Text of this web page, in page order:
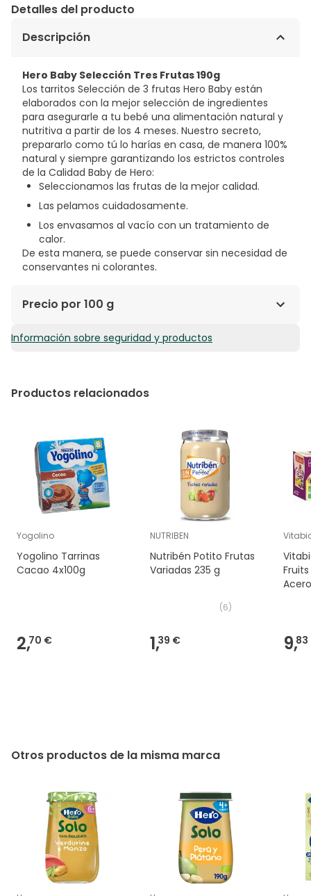
Detalles del producto
Descripción
Hero Baby Selección Tres Frutas 190g
Los tarritos Selección de 3 frutas Hero Baby están
elaborados con la mejor selección de ingredientes
para asegurarle a tu bebé una alimentación natural y
nutritiva a partir de los 4 meses. Nuestro secreto,
prepararlo como tú lo harías en casa, de manera 100%
natural y siempre garantizando los estrictos controles
de la Calidad Baby de Hero:
Seleccionamos las frutas de la mejor calidad.
Las pelamos cuidadosamente.
Los envasamos al vacío con un tratamiento de
calor.
De esta manera, se puede conservar sin necesidad de
conservantes ni colorantes.
Precio por 100 g
0,76€ / 100 g
Información sobre seguridad y productos
Productos relacionados
Yogolino
Yogolino Tarrinas
Cacao 4x100g
2,70 €
NUTRIBEN
Nutribén Potito Frutas
Variadas 235 g
(6)
1,39 € 9,
Otros productos de la misma marca